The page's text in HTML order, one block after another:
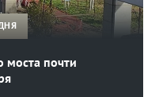
моста почти